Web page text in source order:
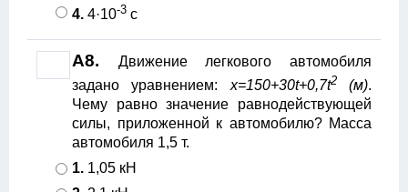
4. 4·10-3 с
A8.
Движение легкового автомобиля
задано уравнением: x=150+30t+0,7t2(м).
Чему равно значение равнодействующей
силы, приложенной к автомобилю? Масса
автомобиля 1,5 т.
1. 1,05 кН